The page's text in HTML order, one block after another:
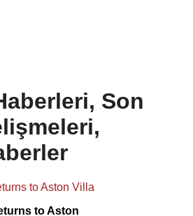
Son
to Aston